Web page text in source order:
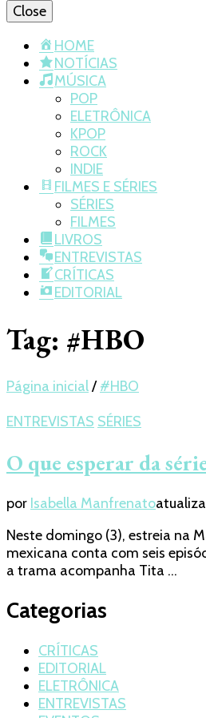
Close
HOME
NOTÍCIAS
MÚSICA
POP
ELETRÔNICA
KPOP
ROCK
INDIE
FILMES E SÉRIES
SÉRIES
FILMES
LIVROS
ENTREVISTAS
CRÍTICAS
EDITORIAL
Tag: #HBO
Página inicial/ #HBO
ENTREVISTAS SÉRIES
O que esperar da
por Isabella Manfrenato
Neste domingo (3), estreia na
mexicana conta com seis
a trama acompanha Tita …
Categorias
CRÍTICAS
EDITORIAL
ELETRÔNICA
ENTREVISTAS